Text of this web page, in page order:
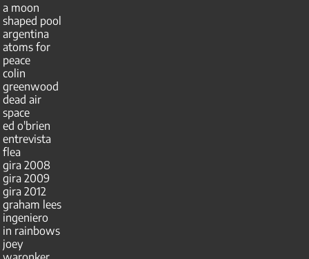
a moon
shaped pool
argentina
atoms for
peace
colin
greenwood
dead air
space
ed o'brien
entrevista
flea
gira 2008
gira 2009
gira 2012
graham lees
ingeniero
in rainbows
joey